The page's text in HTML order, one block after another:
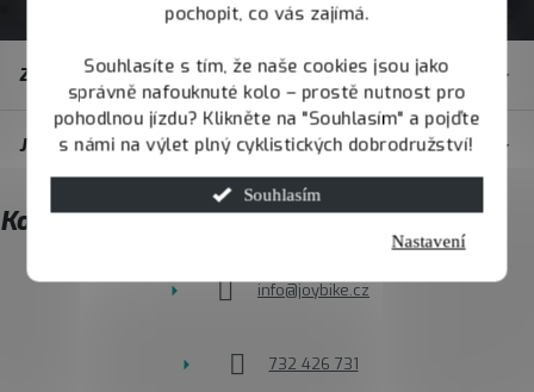
pochopit, co vás zajímá.
Souhlasíte s tím, že naše cookies jsou jako
správně nafouknuté kolo – prostě nutnost pro
pohodlnou jízdu? Klikněte na "Souhlasím" a pojďte
s námi na výlet plný cyklistických dobrodružství!
Souhlasím
Nastavení
t
í
Zákaznický servis
JOY.BIKE
Kontakt
info@joybike.cz
732 426 731